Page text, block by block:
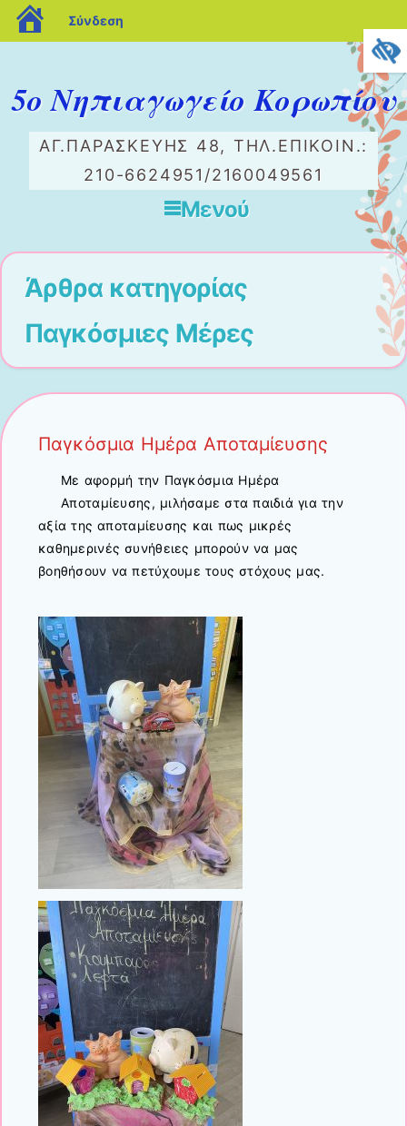
5ο Νηπιαγωγείο Κορωπίου
ΑΓ.ΠΑΡΑΣΚΕΥΉΣ 48, ΤΗΛ.ΕΠΙΚΟΙΝ.:
210-6624951/2160049561
Μενού
Άρθρα κατηγορίας
Παγκόσμιες Μέρες
Παγκόσμια Ημέρα Αποταμίευσης
Με αφορμή την Παγκόσμια Ημέρα
Αποταμίευσης, μιλήσαμε στα παιδιά για την
αξία της αποταμίευσης και πως μικρές
καθημερινές συνήθειες μπορούν να μας
βοηθήσουν να πετύχουμε τους στόχους μας.
blogs.sch.gr
Σύνδεση